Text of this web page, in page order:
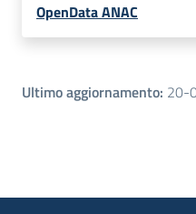
OpenData ANAC
Ultimo aggiornamento: 20-